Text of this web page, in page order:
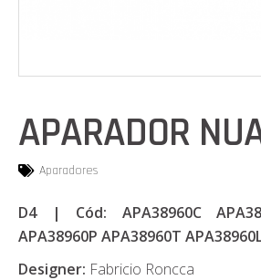
APARADOR
Aparadores
D4 | Cód: APA38960C
APA38960P APA38960T
Designer: Fabricio Roncca